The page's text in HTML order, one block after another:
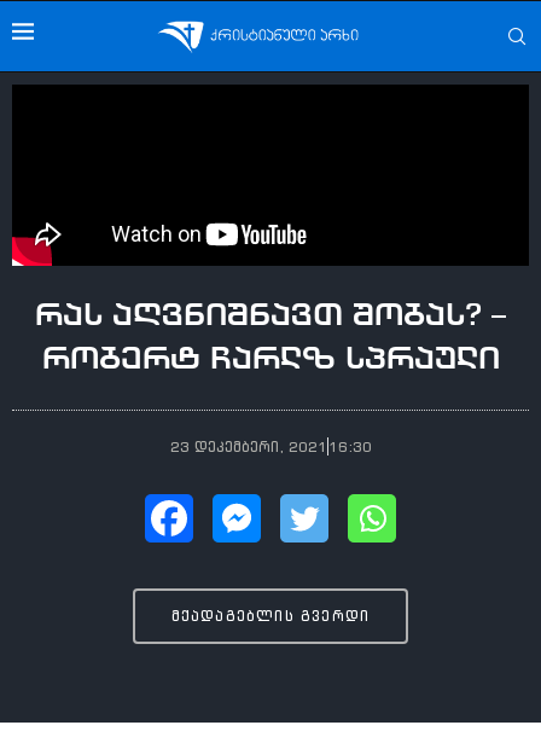
რას აღვნიშნავთ შობას? –
რობერტ ჩარლზ სპრაული
23 დეკემბერი, 2021 16:30
მქადაგებლის გვერდი